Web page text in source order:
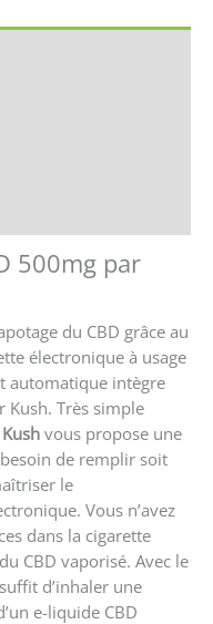
500mg par
du CBD grâce au
électronique à usage
automatique intègre
Kush. Très simple
vous propose une
de remplir soit
le
Vous n’avez
dans la cigarette
CBD vaporisé. Avec le
d’inhaler une
e-liquide CBD